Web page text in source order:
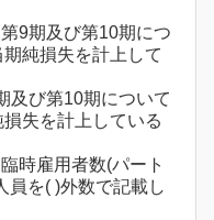
9期及び第10期につ
純損失を計上して
及び第10期について
失を計上している
時雇用者数(パート
員を( )外数で記載し